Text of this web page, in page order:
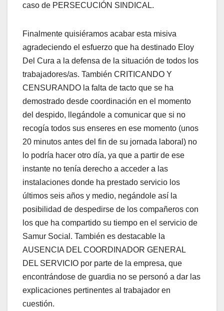
caso de PERSECUCIÓN SINDICAL.
Finalmente quisiéramos acabar esta misiva
agradeciendo el esfuerzo que ha destinado Eloy
Del Cura a la defensa de la situación de todos los
trabajadores/as. También CRITICANDO Y
CENSURANDO la falta de tacto que se ha
demostrado desde coordinación en el momento
del despido, llegándole a comunicar que si no
recogía todos sus enseres en ese momento (unos
20 minutos antes del fin de su jornada laboral) no
lo podría hacer otro día, ya que a partir de ese
instante no tenía derecho a acceder a las
instalaciones donde ha prestado servicio los
últimos seis años y medio, negándole así la
posibilidad de despedirse de los compañeros con
los que ha compartido su tiempo en el servicio de
Samur Social. También es destacable la
AUSENCIA DEL COORDINADOR GENERAL
DEL SERVICIO por parte de la empresa, que
encontrándose de guardia no se personó a dar las
explicaciones pertinentes al trabajador en
cuestión.